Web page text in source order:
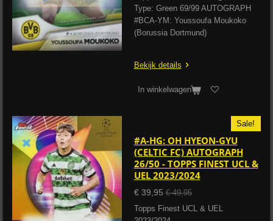
Type: Green 69/99 AUTOGRAPH
#BCA-YM: Youssoufa Moukoko
(Borussia Dortmund)
Bekijk details
In winkelwagen
Sale!
#A-HG: OH HYEON-GYU
(CELTIC FC) AUTOGRAPH
26/50 - TOPPS FINEST UCL &
UEL 2023/2024
€ 39,95 € 49,95
Topps Finest UCL & UEL